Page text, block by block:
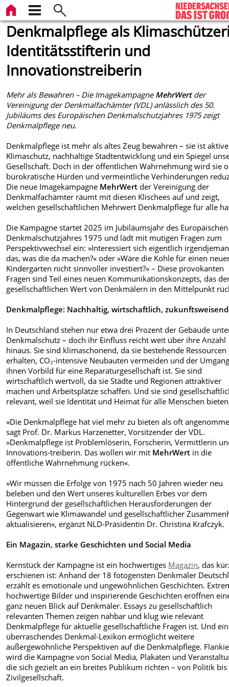
Denkmalpflege als
Identitätsstifterin und
Innovationstreiberin
Mehr als Bewahren – Die Imagekampagne MehrWert der
Vereinigung der Denkmalfachämter (VDL) anlässlich des 50.
Jubiläums des Europäischen Denkmalschutzjahres 1975 zeigt
Denkmalpflege neu.
Denkmalpflege ist mehr als altes Zeug bewahren – sie ist
Klimaschutz, nachhaltige Stadtentwicklung und ein Spiegel
Gesellschaft. Doch in der öffentlichen Wahrnehmung wird sie
bürokratische Hürden und vermeintliche Verhinderungen
Die neue Imagekampagne MehrWert der Vereinigung der
Denkmalfachämter räumt mit diesen Klischees auf und zeigt,
welchen gesellschaftlichen Mehrwert Denkmalpflege für alle
Die Kampagne startet 2025 im Jubiläumsjahr des Europäischen
Denkmalschutzjahres 1975 und lädt mit mutigen Fragen zum
Perspektivwechsel ein: »Interessiert sich eigentlich
das, was die da machen?« oder »Wäre die Kohle für einen
Kindergarten nicht sinnvoller investiert?« – Diese provokanten
Fragen sind Teil eines neuen Kommunikationskonzepts, das
gesellschaftlichen Wert von Denkmälern in den Mittelpunkt
Denkmalpflege: Nachhaltig, wirtschaftlich, zukunftsweisend
In Deutschland stehen nur etwa drei Prozent der Gebäude
Denkmalschutz – doch ihr Einfluss reicht weit über ihre Anzahl
hinaus. Sie sind klimaschonend, da sie bestehende Ressourcen
erhalten, CO₂-intensive Neubauten vermeiden und der
ihnen Vorbild für eine Reparaturgesellschaft ist. Sie sind
wirtschaftlich wertvoll, da sie Städte und Regionen attraktiver
machen und Arbeitsplätze schaffen. Und sie sind
relevant, weil sie Identität und Heimat für alle Menschen
»Die Denkmalpflege hat viel mehr zu bieten als oft
sagt Prof. Dr. Markus Harzenetter, Vorsitzender der VDL.
»Denkmalpflege ist Problemlöserin, Forscherin, Vermittlerin
Innovations-treiberin. Das wollen wir mit MehrWert in die
öffentliche Wahrnehmung rücken«.
»Wir müssen die Erfolge von 1975 nach 50 Jahren wieder neu
beleben und den Wert unseres kulturellen Erbes vor dem
Hintergrund der gesellschaftlichen Herausforderungen der
Gegenwart wie Klimawandel und gesellschaftlicher
aktualisieren«, ergänzt NLD-Präsidentin Dr. Christina Krafczyk.
Ein Magazin, starke Geschichten und Social Media
Kernstück der Kampagne ist ein hochwertiges Magazin, das
erschienen ist: Anhand der 18 fotogensten Denkmäler
erzählt es emotionale und ungewöhnlichen Geschichten.
hochwertige Bilder und inspirierende Geschichten eröffnen
ganz neuen Blick auf Denkmäler. Essays zu gesellschaftlich
relevanten Themen zeigen nahbar und klug wie relevant
Denkmalpflege für aktuelle gesellschaftliche Fragen ist. Und ein
überraschendes Denkmal-Lexikon ermöglicht weitere
außergewöhnliche Perspektiven auf die Denkmalpflege.
wird die Kampagne von Social Media, Plakaten und
die sich gezielt an ein breites Publikum richten – von Politik
Zivilgesellschaft.